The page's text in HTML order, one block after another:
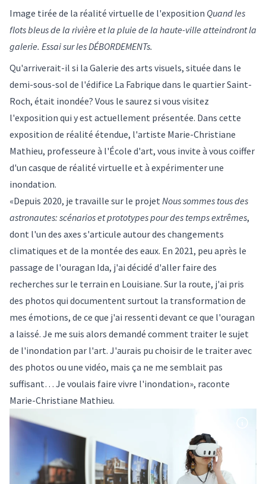
Image tirée de la réalité virtuelle de l'exposition Quand les
flots bleus de la rivière et la pluie de la haute-ville atteindront la
galerie. Essai sur les DÉBORDEMENTs.
Qu'arriverait-il si la Galerie des arts visuels, située dans le
demi-sous-sol de l'édifice La Fabrique dans le quartier Saint-
Roch, était inondée? Vous le saurez si vous visitez
l'exposition qui y est actuellement présentée. Dans cette
exposition de réalité étendue, l'artiste Marie-Christiane
Mathieu, professeure à l'École d'art, vous invite à vous coiffer
d'un casque de réalité virtuelle et à expérimenter une
inondation.
«Depuis 2020, je travaille sur le projet Nous sommes tous des
astronautes: scénarios et prototypes pour des temps extrêmes,
dont l'un des axes s'articule autour des changements
climatiques et de la montée des eaux. En 2021, peu après le
passage de l'ouragan Ida, j'ai décidé d'aller faire des
recherches sur le terrain en Louisiane. Sur la route, j'ai pris
des photos qui documentent surtout la transformation de
mes émotions, de ce que j'ai ressenti devant ce que l'ouragan
a laissé. Je me suis alors demandé comment traiter le sujet
de l'inondation par l'art. J'aurais pu choisir de le traiter avec
des photos ou une vidéo, mais ça ne me semblait pas
suffisant… Je voulais faire vivre l'inondation», raconte
Marie-Christiane Mathieu.